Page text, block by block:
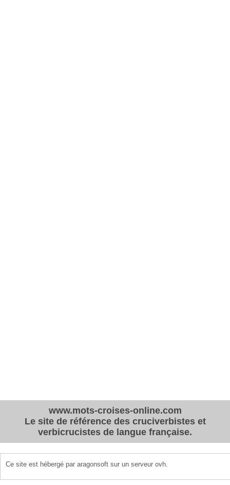
www.mots-croises-online.com
Le site de référence des cruciverbistes et
verbicrucistes de langue française.